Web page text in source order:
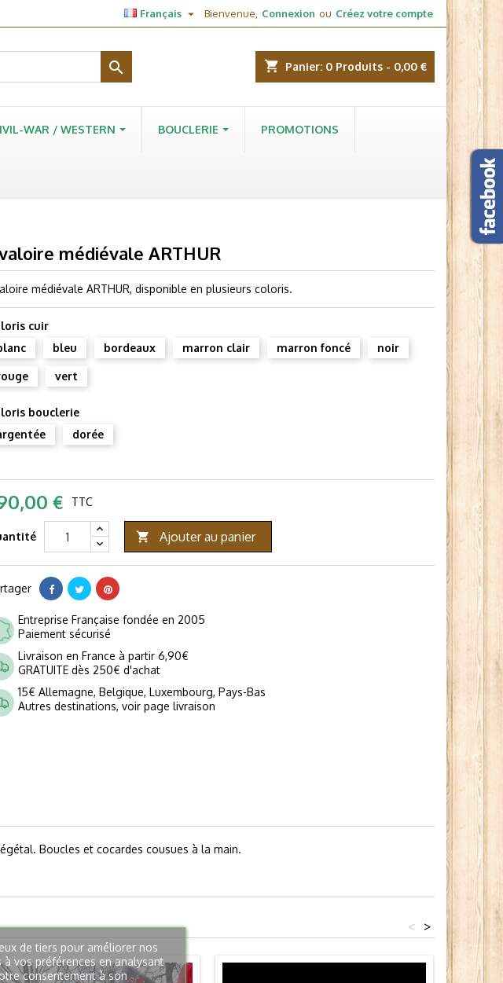
Bienvenue, Connexion ou Créez votre compte
Français 
shopping_cart Panier: 0 Produits - 0,00 €

WAR / WESTERN BOUCLERIE PROMOTIONS
médiévale ARTHUR
médiévale ARTHUR, disponible en plusieurs coloris.
cuir
bleu bordeaux marron clair marron foncé noir
vert
bouclerie
dorée
€ TTC
 Ajouter au panier
Entreprise Française fondée en 2005
Paiement sécurisé
Livraison en France à partir 6,90€
GRATUITE dès 250€ d'achat
15€ Allemagne, Belgique, Luxembourg, Pays-Bas
Autres destinations, voir page livraison
Boucles et cocardes cousues à la main.
>
<
de tiers pour améliorer nos
vos préférences en analysant
consentement à son